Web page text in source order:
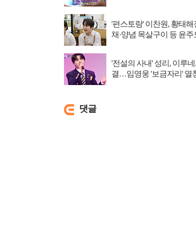
'편스토랑' 이찬원, 황태해
채·양념 목살구이 등 윤주
'전설의 사내' 성리, 이루네
결…임영웅 '보금자리' 열
댓글